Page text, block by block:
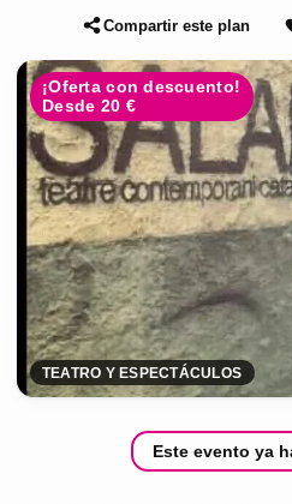
Compartir este plan
¡Oferta con descuento!
Desde 20 €
TEATRO Y ESPECTÁCULOS
Este evento ya